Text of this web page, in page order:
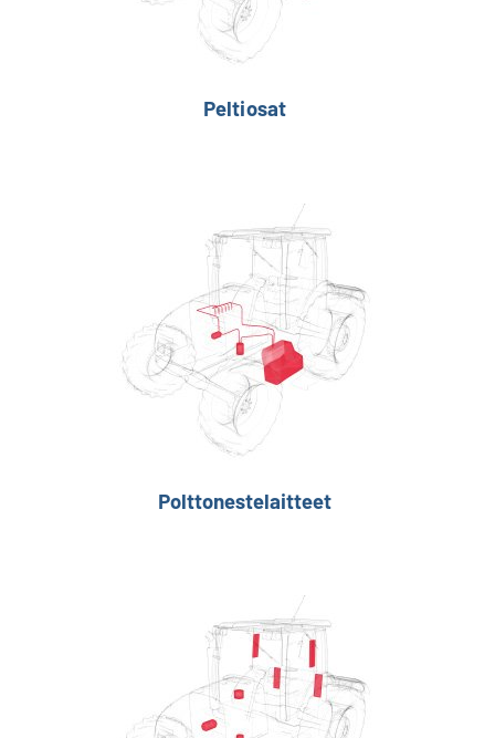
Peltiosat
Polttonestelaitteet